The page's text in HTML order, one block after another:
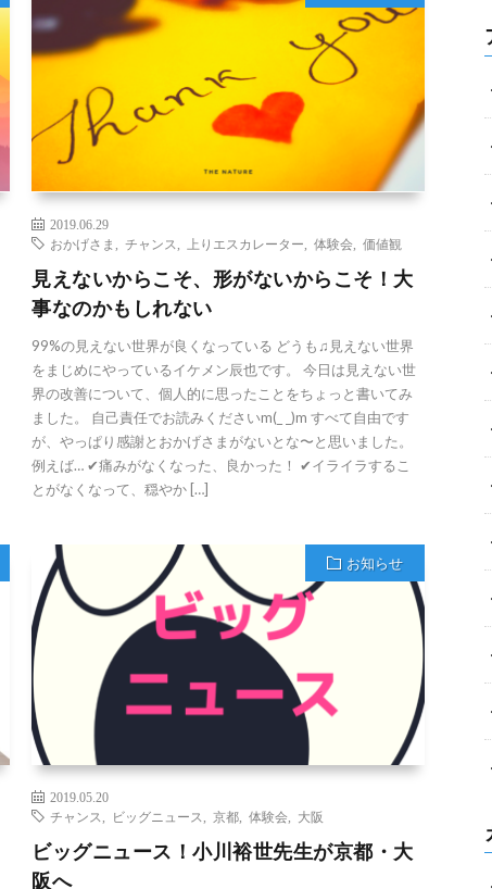
2019.06.29
おかげさま
,チャンス 上りエスカレーター ,体験会 ,価値観
見えないからこそ、形がないからこそ！大
事なのかもしれない
99%の見えない世界が良くなっている どうも♫見えない世界
をまじめにやっているイケメン辰也です。 今日は見えない世
界の改善について、個人的に思ったことをちょっと書いてみ
ました。 自己責任でお読みくださいm(_ _)m すべて自由です
が、やっぱり感謝とおかげさまがないとな〜と思いました。
例えば… ✔︎痛みがなくなった、良かった！ ✔︎イライラするこ
とがなくなって、穏やか […]
お知らせ
2019.05.20
チャンス
ビッグニュース ,京都 ,体験会 大阪
ビッグニュース！小川裕世先生が京都・大
阪へ